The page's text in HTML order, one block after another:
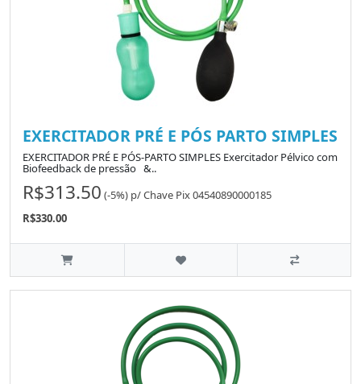
EXERCITADOR PRÉ E PÓS PARTO SIMPLES
EXERCITADOR PRÉ E PÓS-PARTO SIMPLES Exercitador Pélvico com
Biofeedback de pressão &..
R$313.50 (-5%) p/Chave Pix 04540890000185
R$330.00